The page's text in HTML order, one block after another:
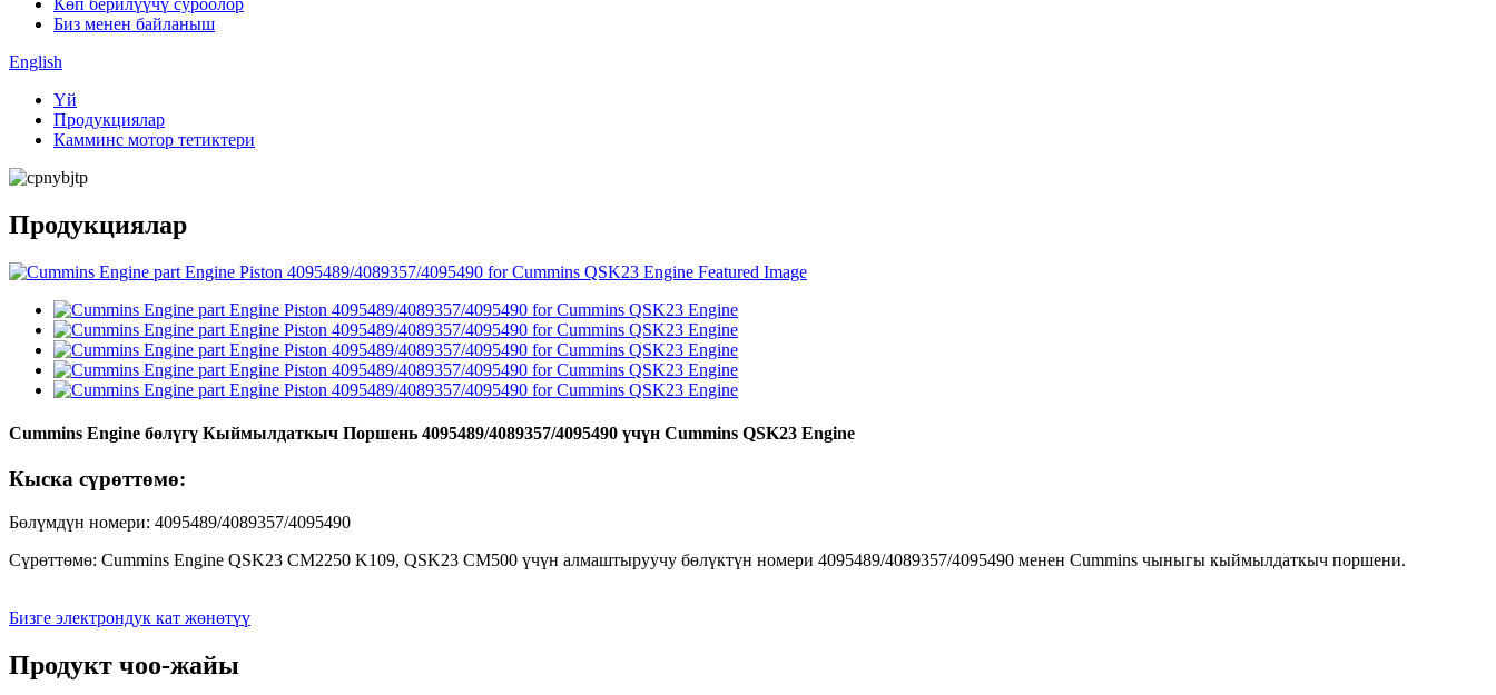
Көп берилүүчү суроолор
Биз менен байланыш
English
Үй
Продукциялар
Камминс мотор тетиктери
Продукциялар
Cummins Engine бөлүгү Кыймылдаткыч Поршень 4095489/4089357/4095490 үчүн Cummins QSK23 Engine
Кыска сүрөттөмө:
Бөлүмдүн номери: 4095489/4089357/4095490
Сүрөттөмө: Cummins Engine QSK23 CM2250 K109, QSK23 CM500 үчүн алмаштыруучу бөлүктүн номери 4095489/4089357/4095490 менен Cummins чыныгы кыймылдаткыч поршени.
Бизге электрондук кат жөнөтүү
Продукт чоо-жайы